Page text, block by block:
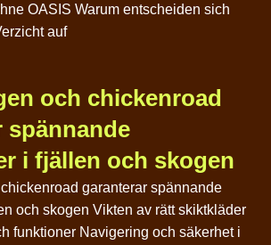
OASIS Warum entscheiden sich
auf
och chickenroad
spännande
i fjällen och skogen
garanterar spännande
och skogen Vikten av rätt skiktkläder
funktioner Navigering och säkerhet i